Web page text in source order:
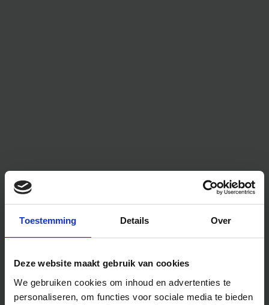
Toestemming Details Over
Deze website maakt gebruik van cookies
We gebruiken cookies om inhoud en advertenties te
personaliseren, om functies voor sociale media te bieden